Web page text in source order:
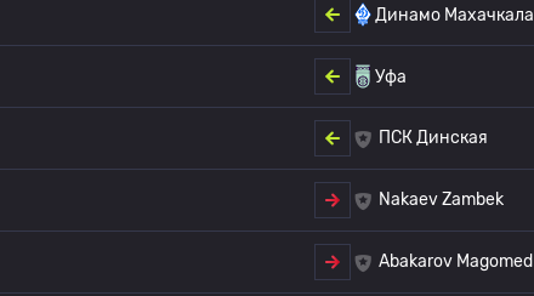
Динамо Махачкала
Уфа
ПСК Динская
Nakaev Zambek
Abakarov Magomed